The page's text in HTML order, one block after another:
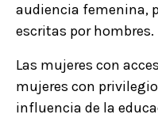
audiencia femenina,
escritas por hombres.
Las mujeres con
mujeres con
influencia de la